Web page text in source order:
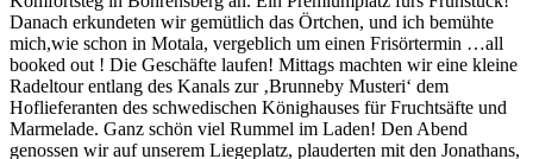
Danach erkundeten wir gemütlich das Örtchen, und ich bemühte
mich,wie schon in Motala, vergeblich um einen Frisörtermin …all
booked out ! Die Geschäfte laufen! Mittags machten wir eine kleine
Radeltour entlang des Kanals zur ‚Brunneby Musteri‘ dem
Hoflieferanten des schwedischen Könighauses für Fruchtsäfte und
Marmelade. Ganz schön viel Rummel im Laden! Den Abend
genossen wir auf unserem Liegeplatz, plauderten mit den Jonathans,